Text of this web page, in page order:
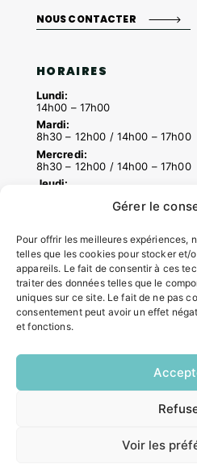
Gérer le
Pour offrir les meilleures expériences,
telles que les cookies pour stocker et/
appareils. Le fait de consentir à ces
traiter des données telles que le
uniques sur ce site. Le fait de ne pas
consentement peut avoir un effet
et fonctions.
Voir les
NOUS CONTACTER
HORAIRES
Lundi:
14h00 – 17h00
Mardi:
8h30 – 12h00 / 14h00 – 17h00
Mercredi:
8h30 – 12h00 / 14h00 – 17h00
Jeudi:
ACCÉS RAPIDES
Contacter la mairie
Pôle santé
Formalités administratives
Demander un composteur
INFORMATIONS